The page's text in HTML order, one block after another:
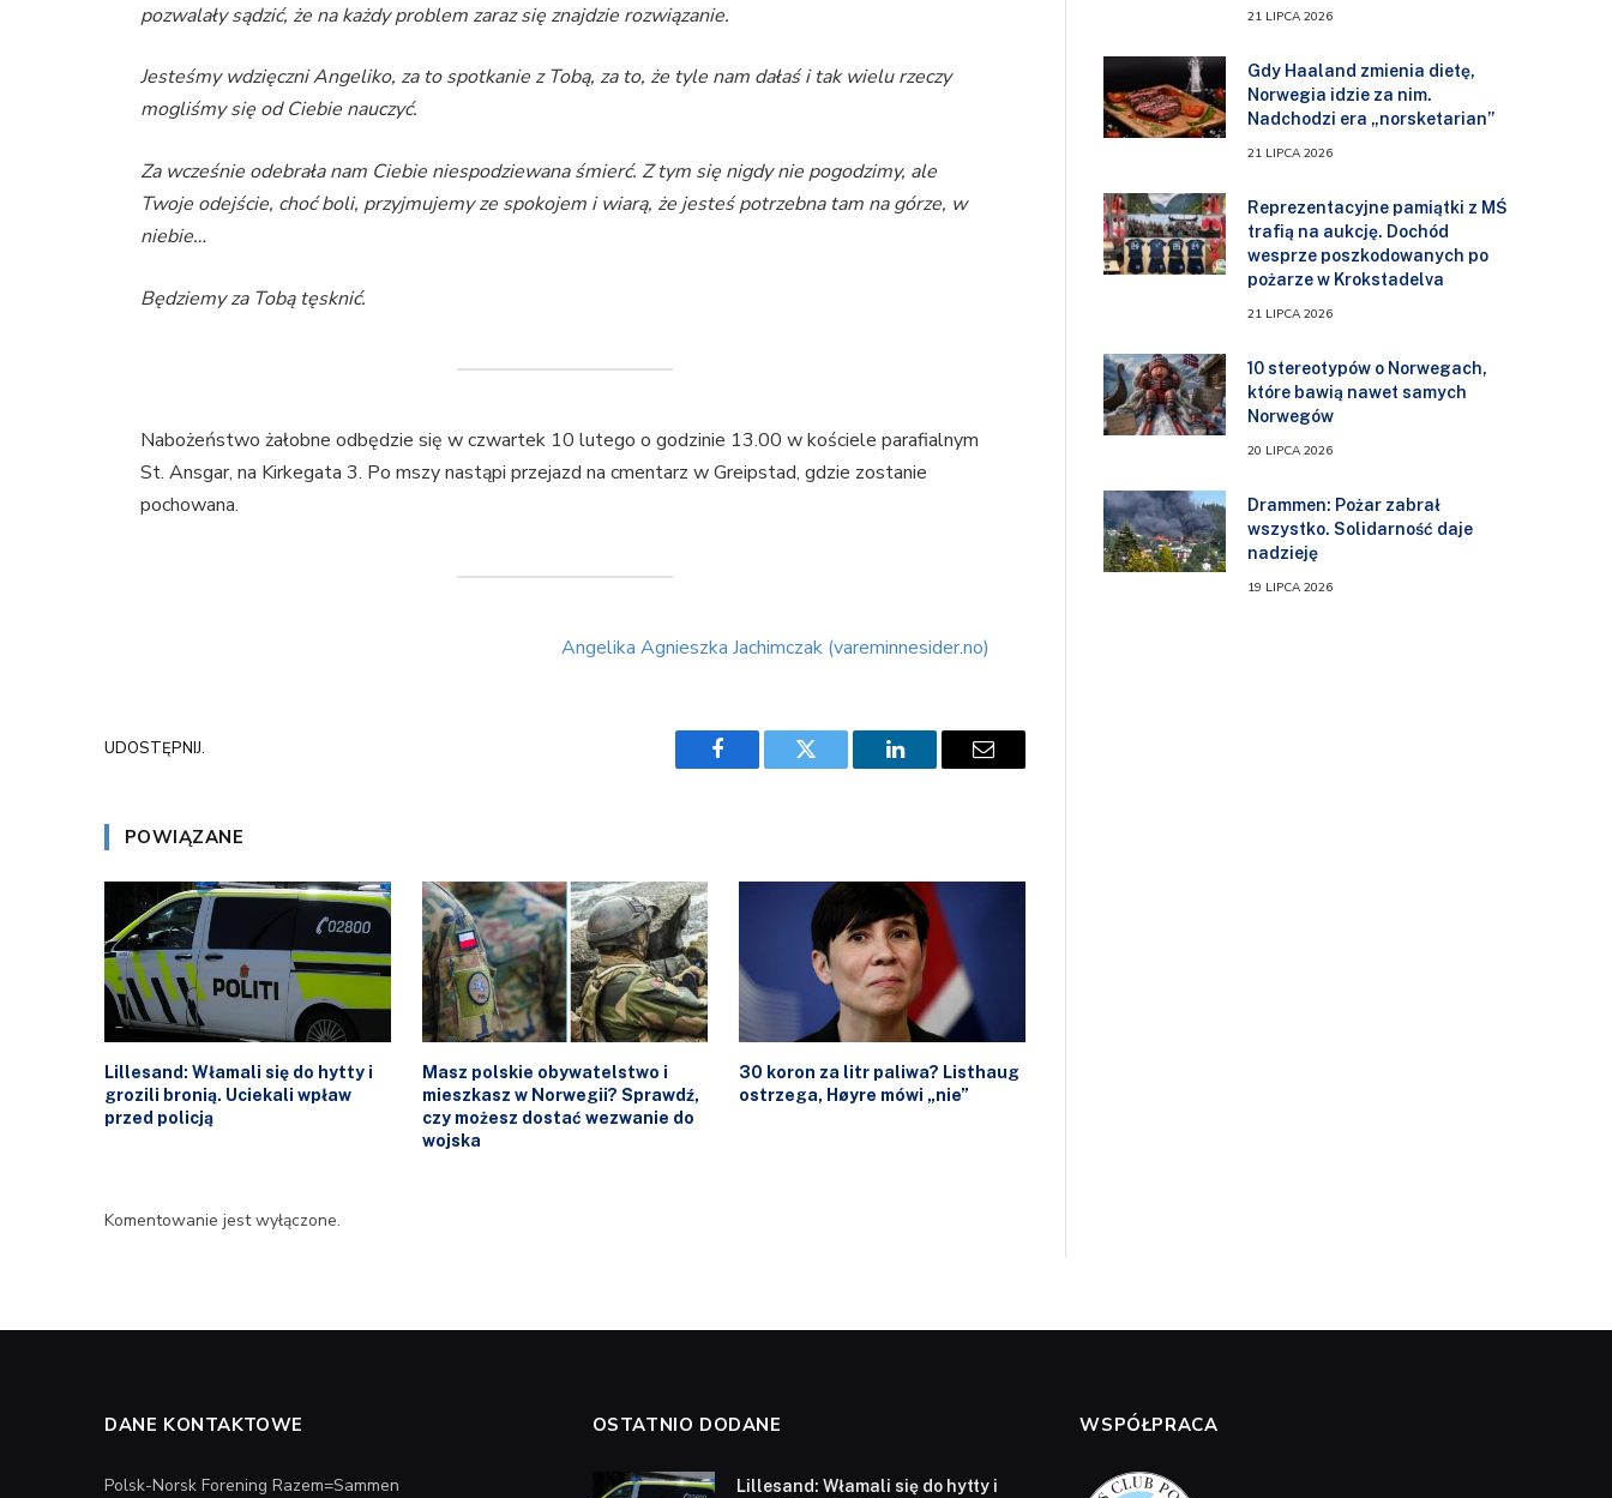
pozwalały sądzić, że na każdy problem zaraz się znajdzie rozwiązanie.
Jesteśmy wdzięczni Angeliko, za to spotkanie z Tobą, za to, że tyle nam dałaś i tak wielu rzeczy
mogliśmy się od Ciebie nauczyć.
Za wcześnie odebrała nam Ciebie niespodziewana śmierć. Z tym się nigdy nie pogodzimy, ale
Twoje odejście, choć boli, przyjmujemy ze spokojem i wiarą, że jesteś potrzebna tam na górze, w
niebie…
Będziemy za Tobą tęsknić.
Nabożeństwo żałobne odbędzie się w czwartek 10 lutego o godzinie 13.00 w kościele parafialnym
St. Ansgar, na Kirkegata 3. Po mszy nastąpi przejazd na cmentarz w Greipstad, gdzie zostanie
pochowana.
Angelika Agnieszka Jachimczak (vareminnesider.no)
UDOSTĘPNIJ.
Facebook Twitter LinkedIn Email
POWIĄZANE
Lillesand: Włamali się do hytty i
grozili bronią. Uciekali wpław
przed policją
Masz polskie obywatelstwo i
mieszkasz w Norwegii? Sprawdź,
czy możesz dostać wezwanie do
wojska
30 koron za litr paliwa? Listhaug
ostrzega, Høyre mówi „nie”
Komentowanie jest wyłączone.
21 LIPCA 2026
Gdy Haaland zmienia dietę,
Norwegia idzie za nim.
Nadchodzi era „norsketarian”
21 LIPCA 2026
Reprezentacyjne pamiątki z MŚ
trafią na aukcję. Dochód
wesprze poszkodowanych po
pożarze w Krokstadelva
21 LIPCA 2026
10 stereotypów o Norwegach,
które bawią nawet samych
Norwegów
20 LIPCA 2026
Drammen: Pożar zabrał
wszystko. Solidarność daje
nadzieję
19 LIPCA 2026
DANE KONTAKTOWE
Polsk-Norsk Forening Razem=Sammen
OSTATNIO DODANE
Lillesand: Włamali się do hytty i
WSPÓŁPRACA